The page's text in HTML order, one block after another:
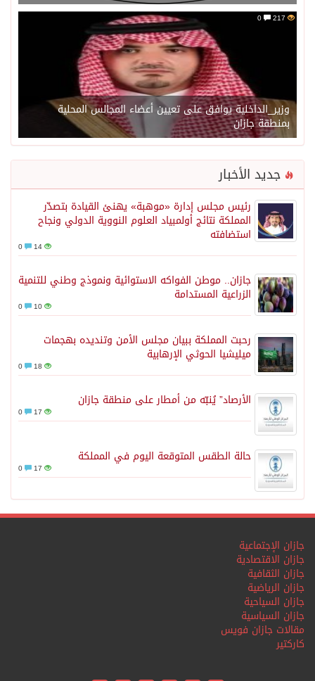
217
وزير_الداخلية يوافق على تعيين أعضاء المجالس المحلية
بمنطقة جازان
جديد الأخبار
رئيس مجلس إدارة «موهبة» يهنئ القيادة بتصدّر
المملكة نتائج أولمبياد العلوم النووية الدولي ونجاح
استضافته
14
جازان.. موطن الفواكه الاستوائية ونموذج وطني للتنمية
الزراعية المستدامة
10
رحبت المملكة ببيان مجلس الأمن وتنديده بهجمات
ميليشيا الحوثي الإرهابية
18
الأرصاد” يُنبّه من أمطار على منطقة جازان
17
حالة الطقس المتوقعة اليوم في المملكة
17
جازان الإجتماعية
جازان الاقتصادية
جازان الثقافية
جازان الرياضية
جازان السياحية
جازان السياسية
مقالات جازان فويس
كاركتير